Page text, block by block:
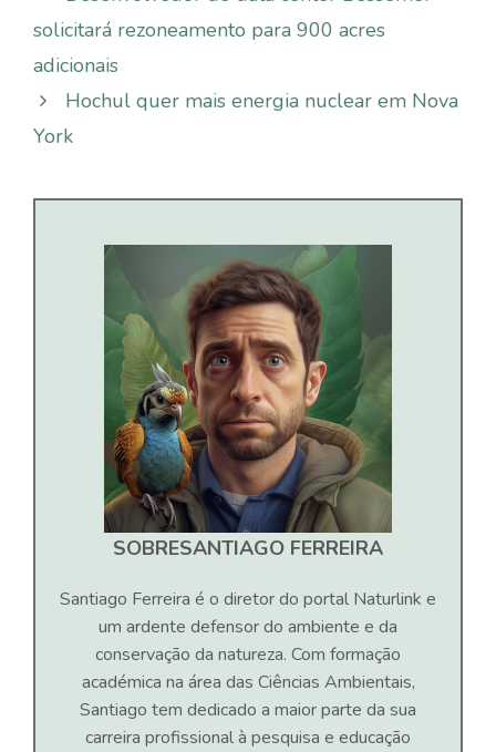
solicitará rezoneamento para 900 acres
adicionais
Hochul quer mais energia nuclear em Nova
York
SOBRESANTIAGO FERREIRA
Santiago Ferreira é o diretor do portal Naturlink e
um ardente defensor do ambiente e da
conservação da natureza. Com formação
académica na área das Ciências Ambientais,
Santiago tem dedicado a maior parte da sua
carreira profissional à pesquisa e educação